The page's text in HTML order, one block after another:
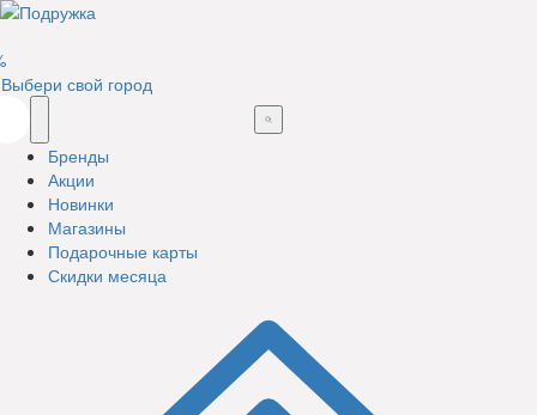
Выбери свой город
Бренды
Акции
Новинки
Магазины
Подарочные карты
Скидки месяца